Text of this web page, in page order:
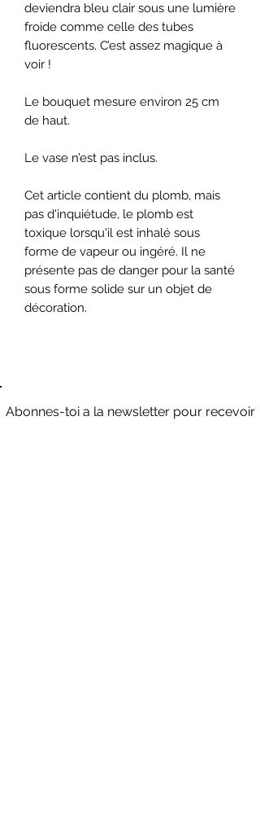
deviendra bleu clair sous une lumière
froide comme celle des tubes
fluorescents. C’est assez magique à
voir !
Le bouquet mesure environ 25 cm
de haut.
Le vase n’est pas inclus.
Cet article contient du plomb, mais
pas d'inquiétude, le plomb est
toxique lorsqu'il est inhalé sous
forme de vapeur ou ingéré. Il ne
présente pas de danger pour la santé
sous forme solide sur un objet de
décoration.
Abonnes-toi a la newsletter pour recevoir